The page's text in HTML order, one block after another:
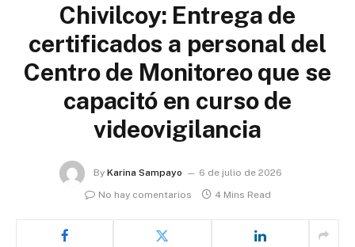
Chivilcoy: Entrega de
certificados a personal del
Centro de Monitoreo que se
capacitó en curso de
videovigilancia
By Karina Sampayo
6 de julio de 2026
No hay comentarios
4 Mins Read